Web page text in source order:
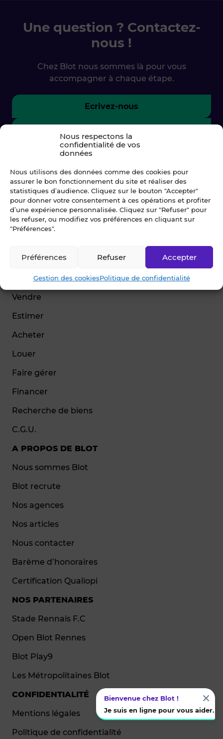
Nous respectons la
confidentialité de vos
données
Nous utilisons des données comme des cookies pour
assurer le bon fonctionnement du site et réaliser des
statistiques d’audience. Cliquez sur le bouton "Accepter"
pour donner votre consentement à ces opérations et profiter
d’une expérience personnalisée. Cliquez sur "Refuser" pour
les refuser, ou modifiez vos préférences en cliquant sur
"Préférences".
Accepter
Refuser
Préférences
Gestion des cookiesPolitique de confidentialité
Une question ? Contactez-
nous !
Chez Blot nous sommes là pour vous
accompagner à chaque étape.
Ecrivez-nous
© Blot 2026
NAVIGATION
Vendre
Estimer
Acheter
Louer
Faire gérer
Financer
Recherche de biens
C.G.U.
A PROPOS DE BLOT
Nous sommes Blot
Blot recrute
Nos agences
Nos articles
Nous contacter
Barème d’honoraires
Certification Qualiopi
NOS PARTENAIRES
Stade Rennais F.C
Open Blot Rennes
Blot Play9
Les Métropolitaines Blot
CONFIDENTIALITÉ
Mentions légales
Politique de confidentialité
Bienvenue chez Blot !
Je suis en ligne pour vous aider.